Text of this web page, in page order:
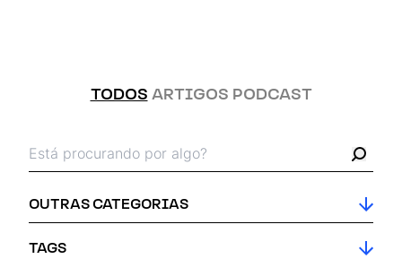
TODOS ARTIGOS PODCAST
Busca pelos termos:
OUTRAS CATEGORIAS
TAGS